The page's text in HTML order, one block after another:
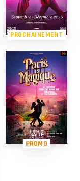
PROCHAINEMENT
PROMO